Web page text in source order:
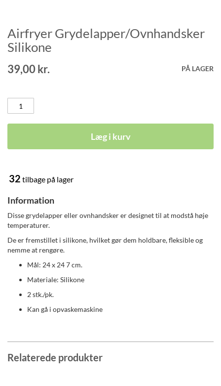
Gå
til
starten
billedgalleriet
Airfryer Grydelapper/Ovnhandsker
Silikone
39,00 kr. PÅ LAGER
Læg i kurv
32 tilbage på lager
Information
Disse grydelapper eller ovnhandsker er designet til at modstå høje
temperaturer.
De er fremstillet i silikone, hvilket gør dem holdbare, fleksible og
nemme at rengøre.
Mål: 24 x 24 7 cm.
Materiale: Silikone
2 stk./pk.
Kan gå i opvaskemaskine
Relaterede produkter